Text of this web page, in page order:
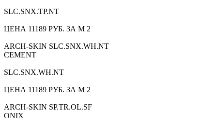
SLC.SNX.TP.NT
ЦЕНА 11189 РУБ. ЗА М 2
ARCH-SKIN SLC.SNX.WH.NT
CEMENT
SLC.SNX.WH.NT
ЦЕНА 11189 РУБ. ЗА М 2
ARCH-SKIN SP.TR.OL.SF
ONIX